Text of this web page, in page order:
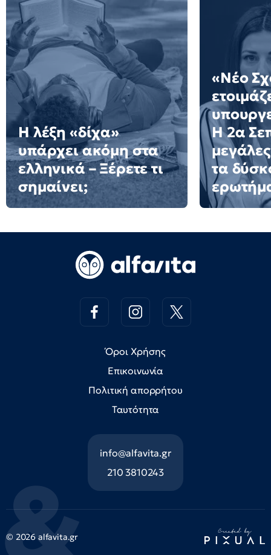
Η λέξη «δίχα»
υπάρχει ακόμη στα
ελληνικά – Ξέρετε τι
σημαίνει;
«Νέο
Η 2α
τα
Όροι Χρήσης
Επικοινωνία
Πολιτική απορρήτου
Ταυτότητα
info@alfavita.gr
210 3810243
© 2026 alfavita.gr